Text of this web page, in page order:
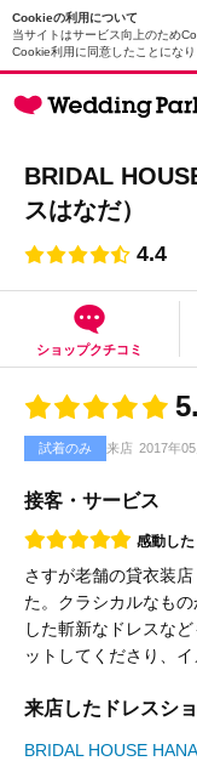
Cookieの利用について
当サイトはサービス向上のため
Cookie利用に同意したことになり
BRIDAL
スはなだ）
4.4
ショップクチコミ
試着のみ 来店 2017年05
接客・サービス
感動した
さすが老舗の貸衣装
た。クラシカルなも
した斬新なドレスな
ットしてくださり、
来店したドレスシ
BRIDAL HOUSE